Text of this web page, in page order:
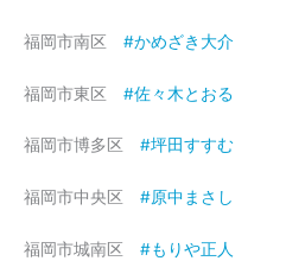
福岡市南区 #かめざき大介
福岡市東区 #佐々木とおる
福岡市博多区 #坪田すすむ
福岡市中央区 #原中まさし
福岡市城南区 #もりや正人